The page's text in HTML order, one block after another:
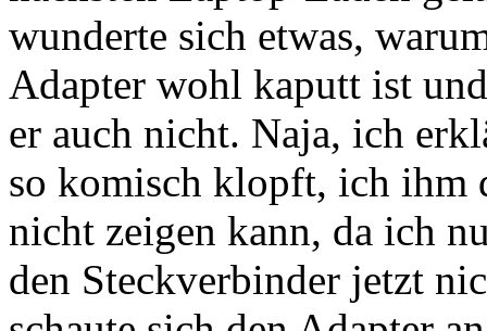
wunderte sich etwas,
Adapter wohl kaputt ist
er auch nicht. Naja, ich
so komisch klopft, ich ihm
nicht zeigen kann, da ich
den Steckverbinder jetzt